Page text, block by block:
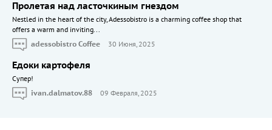
Пролетая над ласточкиным гнездом
Nestled in the heart of the city, Adessobistro is a charming coffee shop that
offers a warm and inviting...
adessobistro Coffee
30 Июня, 2025
Едоки картофеля
Cупер!
ivan.dalmatov.88
09 Февраля, 2025